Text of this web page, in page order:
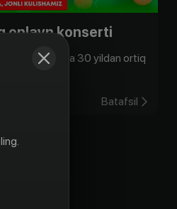
onlayn konserti
soat 20:00da 30 yildan ortiq
Batafsil